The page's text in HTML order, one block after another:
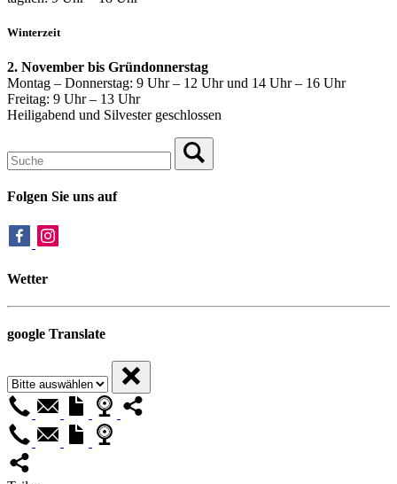
Winterzeit
2. November bis Gründonnerstag
Montag – Donnerstag: 9 Uhr – 12 Uhr und 14 Uhr – 16 Uhr
Freitag: 9 Uhr – 13 Uhr
Heiligabend und Silvester geschlossen
Folgen Sie uns auf
Wetter
google Translate